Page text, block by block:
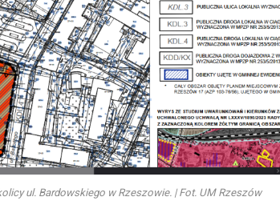
ul. Bardowskiego w Rzeszowie. | Fot. UM Rzeszów